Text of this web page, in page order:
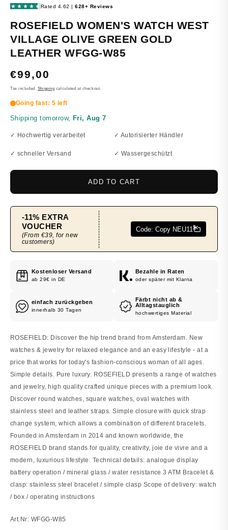
ROSEFIELD WOMEN'S WATCH WEST
VILLAGE OLIVE GREEN GOLD
LEATHER WFGG-W85
REGULAR
PRICE
€99,00
Tax included. Shipping calculated at checkout.
✓ Hochwertig verarbeitet ✓ Autorisierter Händler
✓ schneller Versand ✓ Wassergeschützt
ADD TO CART
Kostenloser Versand
ab 29€ in DE
Bezahle in Raten
oder später mit Klarna
einfach zurückgeben
innerhalb 30 Tagen
Färbt nicht ab &
Alltagstauglich
hochwertiges Material
ROSEFIELD: Discover the hip trend brand from Amsterdam. New
watches & jewelry for relaxed elegance and an easy lifestyle - at a
price that works for today's fashion-conscious woman of all ages.
Simple details. Pure luxury. ROSEFIELD presents a range of watches
and jewelry, high quality crafted unique pieces with a premium look.
Discover round watches, square watches, oval watches with
stainless steel and leather straps. Simple closure with quick strap
change system, which allows a combination of different bracelets.
Founded in Amsterdam in 2014 and known worldwide, the
ROSEFIELD brand stands for quality, creativity, joie de vivre and a
modern, luxurious lifestyle. Technical details: analogue display
battery operation / mineral glass / water resistance 3 ATM Bracelet &
clasp: stainless steel bracelet / simple clasp Scope of delivery: watch
/ box / operating instructions
Art.Nr: WFGG-W85